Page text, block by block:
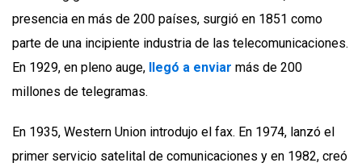
presencia en más de 200 países, surgió en 1851 como
parte de una incipiente industria de las telecomunicaciones.
En 1929, en pleno auge, llegó a enviar más de 200
millones de telegramas.
En 1935, Western Union introdujo el fax. En 1974, lanzó el
primer servicio satelital de comunicaciones y en 1982, creó